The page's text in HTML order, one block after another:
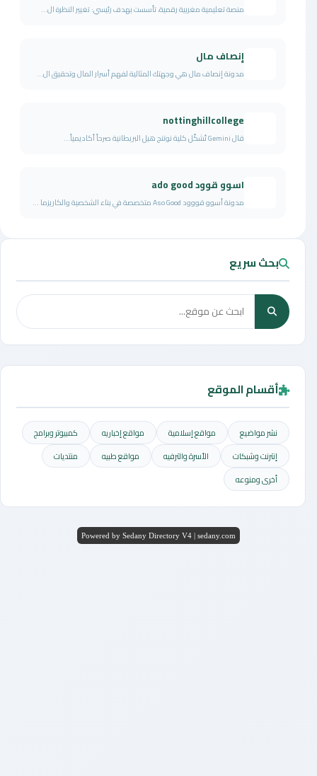
منصة تعليمية مغربية رقمية، تأسست بهدف رئيسي: تغيير النظرة ال...
إنصاف مال
مدونة إنصاف مال هي وجهتك المثالية لفهم أسرار المال وتحقيق ال...
nottinghillcollege
قال Gemini تُشكّل كلية نوتنج هيل البريطانية صرحاً أكاديمياً...
اسوو قوود ado good
مدونة أسوو قووود Aso Good متخصصة في بناء الشخصية والكاريزما ...
بحث سريع
أقسام الموقع
نشر مواضيع مواقع إسلامية مواقع إخباريه
كمبيوتر وبرامج
إنترنت وشبكات
الأسرة والترفيه مواقع طبيه
منتديات
أخرى ومنوعه
Powered by Sedany Directory V4 | sedany.com